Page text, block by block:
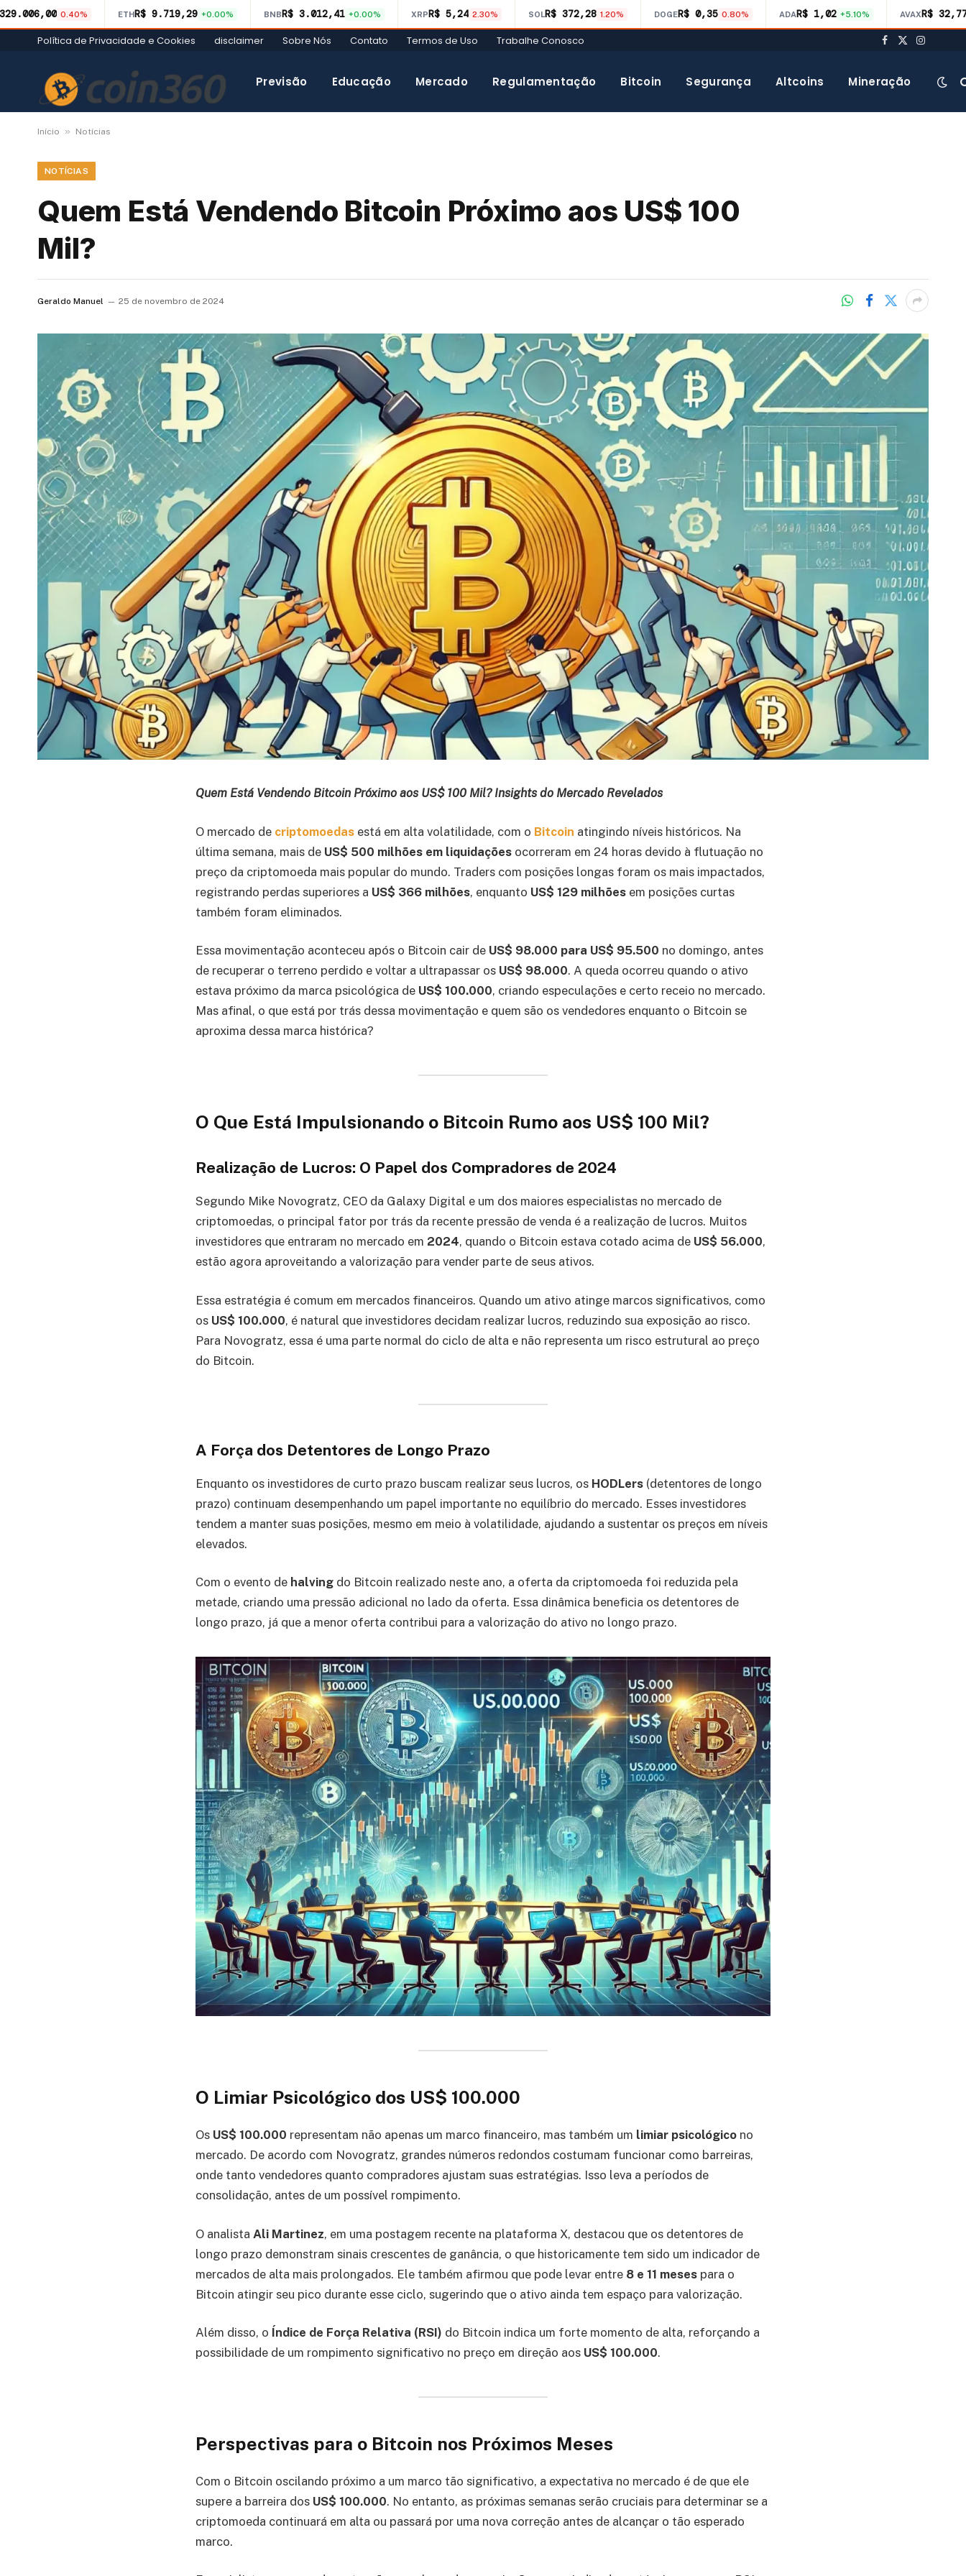
0.40% ETHR$ 9.719,29 +0.00% BNBR$ 3.012,41 +0.00% XRPR$ 5,24 2.30% SOLR$ 372,28 1.20% DOGER$ 0,35 0.80% ADAR$ 1,02 +5.10% AVAXR$
Política de Privacidade e Cookies disclaimer Sobre Nós Contato Termos de Uso Trabalhe Conosco Facebook
X
Previsão Educação Mercado Regulamentação Bitcoin Segurança Altcoins Mineração
Início » Notícias
NOTÍCIAS
Quem Está Vendendo Bitcoin Próximo aos US$ 100
Mil?
Geraldo Manuel 25 de novembro de 2024
Quem Está Vendendo Bitcoin Próximo aos US$ 100 Mil? Insights do Mercado Revelados
O mercado de criptomoedas está em alta volatilidade, com o Bitcoin atingindo níveis históricos. Na
última semana, mais de US$ 500 milhões em liquidações ocorreram em 24 horas devido à flutuação no
preço da criptomoeda mais popular do mundo. Traders com posições longas foram os mais impactados,
registrando perdas superiores a US$ 366 milhões, enquanto US$ 129 milhões em posições curtas
também foram eliminados.
Essa movimentação aconteceu após o Bitcoin cair de US$ 98.000 para US$ 95.500 no domingo, antes
de recuperar o terreno perdido e voltar a ultrapassar os US$ 98.000. A queda ocorreu quando o ativo
estava próximo da marca psicológica de US$ 100.000, criando especulações e certo receio no mercado.
Mas afinal, o que está por trás dessa movimentação e quem são os vendedores enquanto o Bitcoin se
aproxima dessa marca histórica?
O Que Está Impulsionando o Bitcoin Rumo aos US$ 100 Mil?
Realização de Lucros: O Papel dos Compradores de 2024
Segundo Mike Novogratz, CEO da Galaxy Digital e um dos maiores especialistas no mercado de
criptomoedas, o principal fator por trás da recente pressão de venda é a realização de lucros. Muitos
investidores que entraram no mercado em 2024, quando o Bitcoin estava cotado acima de US$ 56.000,
estão agora aproveitando a valorização para vender parte de seus ativos.
Essa estratégia é comum em mercados financeiros. Quando um ativo atinge marcos significativos, como
os US$ 100.000, é natural que investidores decidam realizar lucros, reduzindo sua exposição ao risco.
Para Novogratz, essa é uma parte normal do ciclo de alta e não representa um risco estrutural ao preço
do Bitcoin.
A Força dos Detentores de Longo Prazo
Enquanto os investidores de curto prazo buscam realizar seus lucros, os HODLers (detentores de longo
prazo) continuam desempenhando um papel importante no equilíbrio do mercado. Esses investidores
tendem a manter suas posições, mesmo em meio à volatilidade, ajudando a sustentar os preços em níveis
elevados.
Com o evento de halving do Bitcoin realizado neste ano, a oferta da criptomoeda foi reduzida pela
metade, criando uma pressão adicional no lado da oferta. Essa dinâmica beneficia os detentores de
longo prazo, já que a menor oferta contribui para a valorização do ativo no longo prazo.
O Limiar Psicológico dos US$ 100.000
Os US$ 100.000 representam não apenas um marco financeiro, mas também um limiar psicológico no
mercado. De acordo com Novogratz, grandes números redondos costumam funcionar como barreiras,
onde tanto vendedores quanto compradores ajustam suas estratégias. Isso leva a períodos de
consolidação, antes de um possível rompimento.
O analista Ali Martinez, em uma postagem recente na plataforma X, destacou que os detentores de
longo prazo demonstram sinais crescentes de ganância, o que historicamente tem sido um indicador de
mercados de alta mais prolongados. Ele também afirmou que pode levar entre 8 e 11 meses para o
Bitcoin atingir seu pico durante esse ciclo, sugerindo que o ativo ainda tem espaço para valorização.
Além disso, o Índice de Força Relativa (RSI) do Bitcoin indica um forte momento de alta, reforçando a
possibilidade de um rompimento significativo no preço em direção aos US$ 100.000.
Perspectivas para o Bitcoin nos Próximos Meses
Com o Bitcoin oscilando próximo a um marco tão significativo, a expectativa no mercado é de que ele
supere a barreira dos US$ 100.000. No entanto, as próximas semanas serão cruciais para determinar se a
criptomoeda continuará em alta ou passará por uma nova correção antes de alcançar o tão esperado
marco.